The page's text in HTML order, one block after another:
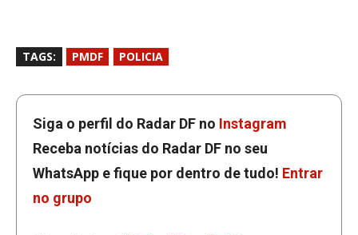
TAGS: PMDF POLICIA
Siga o perfil do Radar DF no Instagram
Receba notícias do Radar DF no seu
WhatsApp e fique por dentro de tudo! Entrar
no grupo